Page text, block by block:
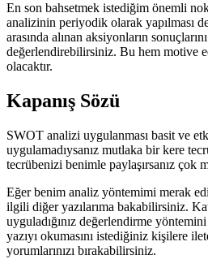
En son bahsetmek istediğim önemli
analizinin periyodik olarak yapılması
arasında alınan aksiyonların
değerlendirebilirsiniz. Bu hem motive
olacaktır.
Kapanış Sözü
SWOT analizi uygulanması basit ve
uygulamadıysanız mutlaka bir kere
tecrübenizi benimle paylaşırsanız çok
Eğer benim analiz yöntemimi merak
ilgili diğer yazılarıma bakabilirsiniz.
uyguladığınız değerlendirme
yazıyı okumasını istediğiniz kişilere
yorumlarınızı bırakabilirsiniz.